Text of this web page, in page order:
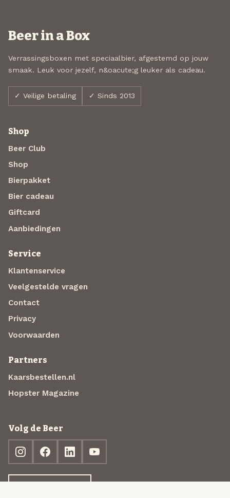
Beer in a Box
Verrassingsboxen met speciaalbier, afgestemd op jouw
smaak. Leuk voor jezelf, n&oacute;g leuker als cadeau.
✓ Veilige betaling ✓ Sinds 2013
Shop
Beer Club
Shop
Bierpakket
Bier cadeau
Giftcard
Aanbiedingen
Service
Klantenservice
Veelgestelde vragen
Contact
Privacy
Voorwaarden
Partners
Kaarsbestellen.nl
Hopster Magazine
Volg de Beer